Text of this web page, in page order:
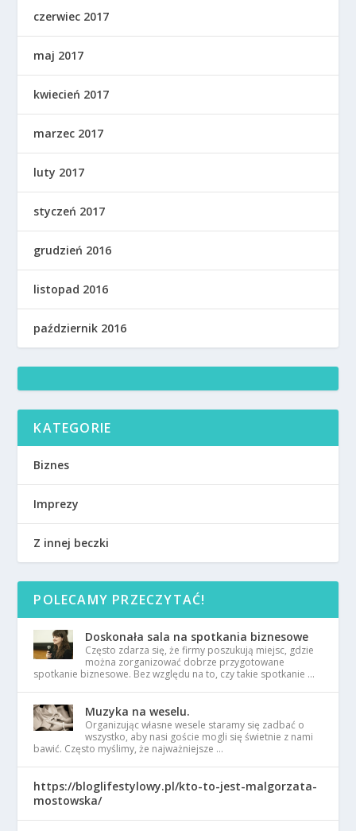
czerwiec 2017
maj 2017
kwiecień 2017
marzec 2017
luty 2017
styczeń 2017
grudzień 2016
listopad 2016
październik 2016
KATEGORIE
Biznes
Imprezy
Z innej beczki
POLECAMY PRZECZYTAĆ!
Doskonała sala na spotkania biznesowe
Często zdarza się, że firmy poszukują miejsc, gdzie
można zorganizować dobrze przygotowane
spotkanie biznesowe. Bez względu na to, czy takie spotkanie …
Muzyka na weselu.
Organizując własne wesele staramy się zadbać o
wszystko, aby nasi goście mogli się świetnie z nami
bawić. Często myślimy, że najważniejsze …
https://bloglifestylowy.pl/kto-to-jest-malgorzata-
mostowska/